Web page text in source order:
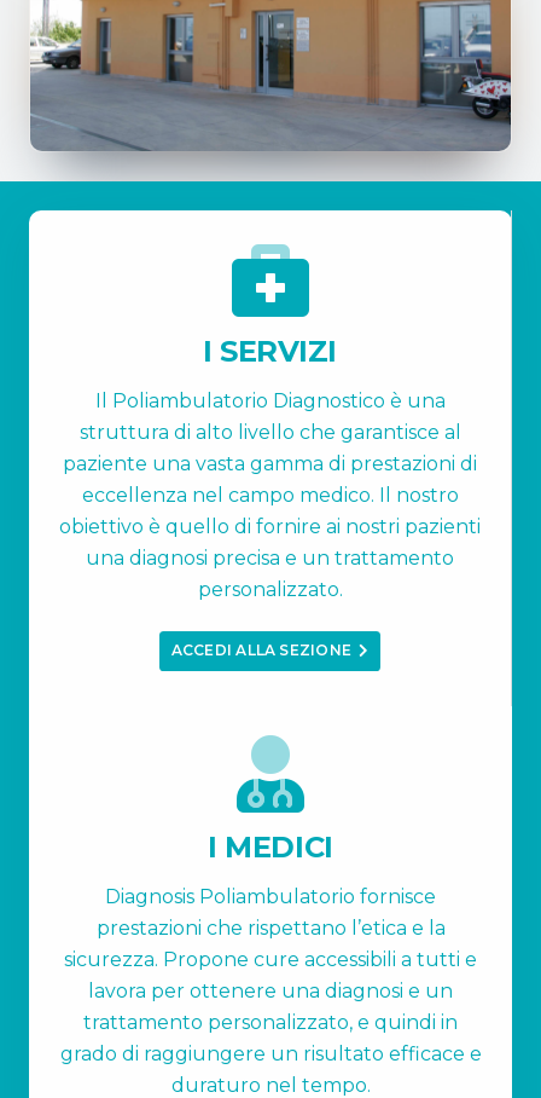
I SERVIZI
Il Poliambulatorio Diagnostico è una
struttura di alto livello che garantisce al
paziente una vasta gamma di prestazioni di
eccellenza nel campo medico. Il nostro
obiettivo è quello di fornire ai nostri pazienti
una diagnosi precisa e un trattamento
personalizzato.
ACCEDI ALLA SEZIONE
I MEDICI
Diagnosis Poliambulatorio fornisce
prestazioni che rispettano l’etica e la
sicurezza. Propone cure accessibili a tutti e
lavora per ottenere una diagnosi e un
trattamento personalizzato, e quindi in
grado di raggiungere un risultato efficace e
duraturo nel tempo.